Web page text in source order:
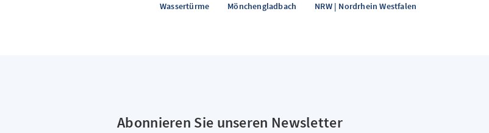
Wassertürme Mönchengladbach NRW | Nordrhein Westfalen
Abonnieren Sie unseren Newsletter